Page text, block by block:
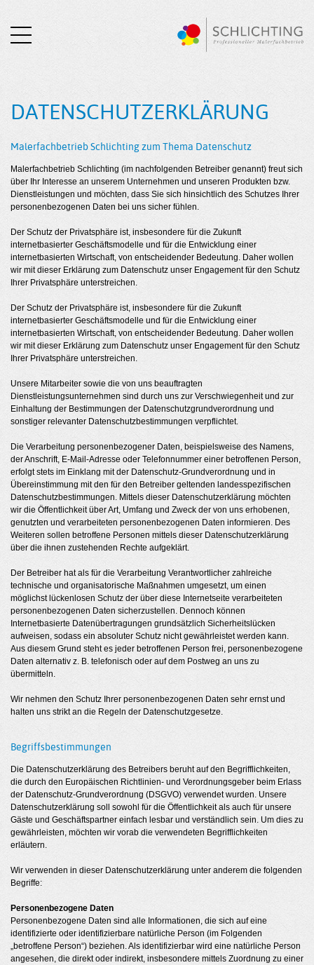
DATENSCHUTZ­ERKLÄRUNG
Malerfachbetrieb Schlichting zum Thema Datenschutz
Malerfachbetrieb Schlichting (im nachfolgenden Betreiber genannt) freut sich
über Ihr Interesse an unserem Unternehmen und unseren Produkten bzw.
Dienstleistungen und möchten, dass Sie sich hinsichtlich des Schutzes Ihrer
personenbezogenen Daten bei uns sicher fühlen.
Der Schutz der Privatsphäre ist, insbesondere für die Zukunft
internetbasierter Geschäftsmodelle und für die Entwicklung einer
internetbasierten Wirtschaft, von entscheidender Bedeutung. Daher wollen
wir mit dieser Erklärung zum Datenschutz unser Engagement für den Schutz
Ihrer Privatsphäre unterstreichen.
Der Schutz der Privatsphäre ist, insbesondere für die Zukunft
internetbasierter Geschäftsmodelle und für die Entwicklung einer
internetbasierten Wirtschaft, von entscheidender Bedeutung. Daher wollen
wir mit dieser Erklärung zum Datenschutz unser Engagement für den Schutz
Ihrer Privatsphäre unterstreichen.
Unsere Mitarbeiter sowie die von uns beauftragten
Dienstleistungsunternehmen sind durch uns zur Verschwiegenheit und zur
Einhaltung der Bestimmungen der Datenschutzgrundverordnung und
sonstiger relevanter Datenschutzbestimmungen verpflichtet.
Die Verarbeitung personenbezogener Daten, beispielsweise des Namens,
der Anschrift, E-Mail-Adresse oder Telefonnummer einer betroffenen Person,
erfolgt stets im Einklang mit der Datenschutz-Grundverordnung und in
Übereinstimmung mit den für den Betreiber geltenden landesspezifischen
Datenschutzbestimmungen. Mittels dieser Datenschutzerklärung möchten
wir die Öffentlichkeit über Art, Umfang und Zweck der von uns erhobenen,
genutzten und verarbeiteten personenbezogenen Daten informieren. Des
Weiteren sollen betroffene Personen mittels dieser Datenschutzerklärung
über die ihnen zustehenden Rechte aufgeklärt.
Der Betreiber hat als für die Verarbeitung Verantwortlicher zahlreiche
technische und organisatorische Maßnahmen umgesetzt, um einen
möglichst lückenlosen Schutz der über diese Internetseite verarbeiteten
personenbezogenen Daten sicherzustellen. Dennoch können
Internetbasierte Datenübertragungen grundsätzlich Sicherheitslücken
aufweisen, sodass ein absoluter Schutz nicht gewährleistet werden kann.
Aus diesem Grund steht es jeder betroffenen Person frei, personenbezogene
Daten alternativ z. B. telefonisch oder auf dem Postweg an uns zu
übermitteln.
Wir nehmen den Schutz Ihrer personenbezogenen Daten sehr ernst und
halten uns strikt an die Regeln der Datenschutzgesetze.
Begriffsbestimmungen
Die Datenschutzerklärung des Betreibers beruht auf den Begrifflichkeiten,
die durch den Europäischen Richtlinien- und Verordnungsgeber beim Erlass
der Datenschutz-Grundverordnung (DSGVO) verwendet wurden. Unsere
Datenschutzerklärung soll sowohl für die Öffentlichkeit als auch für unsere
Gäste und Geschäftspartner einfach lesbar und verständlich sein. Um dies zu
gewährleisten, möchten wir vorab die verwendeten Begrifflichkeiten
erläutern.
Wir verwenden in dieser Datenschutzerklärung unter anderem die folgenden
Begriffe:
Personenbezogene Daten
Personenbezogene Daten sind alle Informationen, die sich auf eine
identifizierte oder identifizierbare natürliche Person (im Folgenden
„betroffene Person“) beziehen. Als identifizierbar wird eine natürliche Person
angesehen, die direkt oder indirekt, insbesondere mittels Zuordnung zu einer